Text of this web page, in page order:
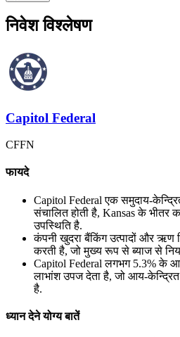
निवेश विश्लेषण
Capitol Federal
CFFN
फायदे
Capitol Federal एक समुदाय-
संचालित होती है, Kansas के भीतर
उपस्थिति है.
कंपनी खुदरा बैंकिंग उत्पादों और ऋण
करती है, जो मुख्य रूप से ब्याज से
Capitol Federal लगभग 5.3% के
लाभांश उपज देता है, जो आय-
है.
ध्यान देने योग्य बातें